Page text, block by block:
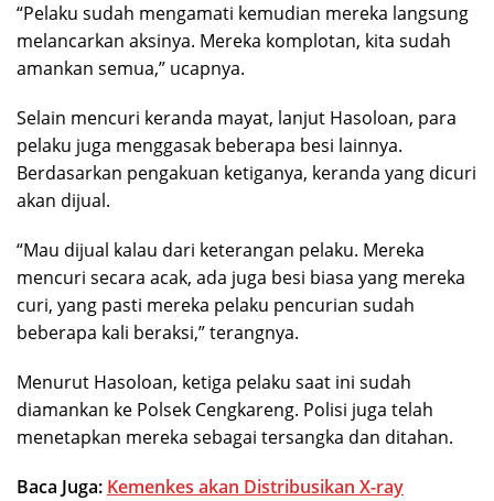
“Pelaku sudah mengamati kemudian mereka langsung
melancarkan aksinya. Mereka komplotan, kita sudah
amankan semua,” ucapnya.
Selain mencuri keranda mayat, lanjut Hasoloan, para
pelaku juga menggasak beberapa besi lainnya.
Berdasarkan pengakuan ketiganya, keranda yang dicuri
akan dijual.
“Mau dijual kalau dari keterangan pelaku. Mereka
mencuri secara acak, ada juga besi biasa yang mereka
curi, yang pasti mereka pelaku pencurian sudah
beberapa kali beraksi,” terangnya.
Menurut Hasoloan, ketiga pelaku saat ini sudah
diamankan ke Polsek Cengkareng. Polisi juga telah
menetapkan mereka sebagai tersangka dan ditahan.
Baca Juga: Kemenkes akan Distribusikan X-ray